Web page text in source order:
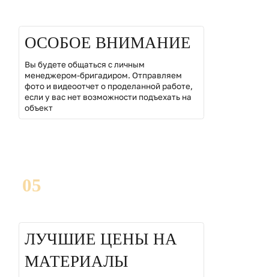
ОСОБОЕ ВНИМАНИЕ
Вы будете общаться с личным
менеджером-бригадиром. Отправляем
фото и видеоотчет о проделанной работе,
если у вас нет возможности подъехать на
объект
05
ЛУЧШИЕ ЦЕНЫ НА
МАТЕРИАЛЫ